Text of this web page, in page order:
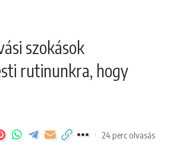
szokások
rutinunkra, hogy
24 perc olvasás